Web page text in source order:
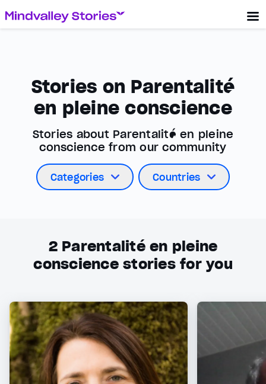
Stories on Parentalité
en pleine conscience
Stories about Parentalité en pleine
conscience from our community
Categories Countries
2Parentalité en pleine
conscience stories for you